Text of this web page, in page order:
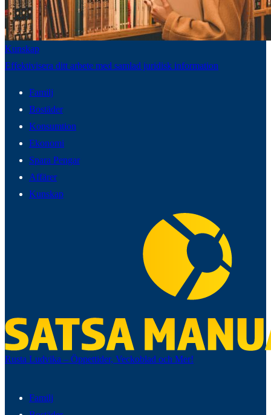
Kunskap
Effektivisera ditt arbete med samlad juridisk information
Familj
Bostäder
Konsumtion
Ekonomi
Spara Pengar
Affärer
Kunskap
Rusta Ludvika – Öppettider, Veckoblad och Mer!
Familj